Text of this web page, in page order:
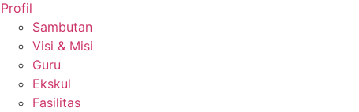
Profil
Sambutan
Visi & Misi
Guru
Ekskul
Fasilitas